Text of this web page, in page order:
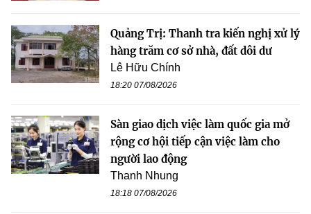
Quảng Trị: Thanh tra kiến nghị xử lý
hàng trăm cơ sở nhà, đất dôi dư
Lê Hữu Chính
18:20 07/08/2026
Sàn giao dịch việc làm quốc gia mở
rộng cơ hội tiếp cận việc làm cho
người lao động
Thanh Nhung
18:18 07/08/2026